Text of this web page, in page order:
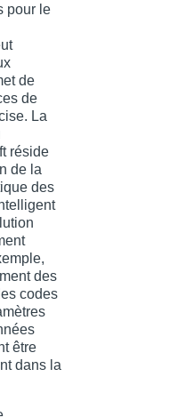
pour le
de
de
La
réside
de la
des
des
codes
être
dans la